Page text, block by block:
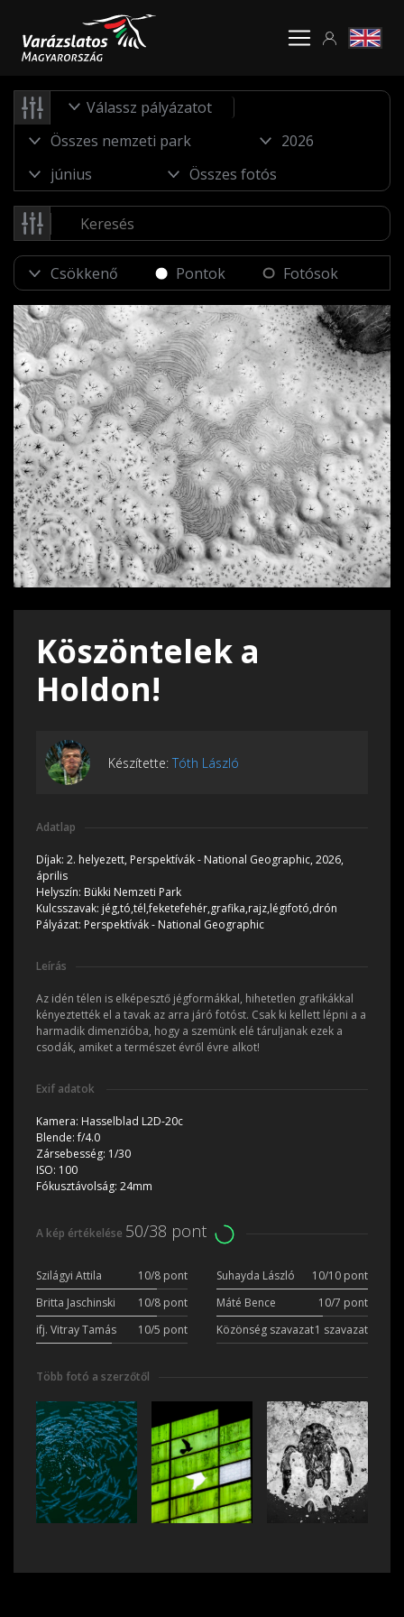
Válassz pályázatot
Pontok Fotósok
Köszöntelek a
Holdon!
Készítette: Tóth László
Adatlap
Díjak: 2. helyezett, Perspektívák - National Geographic, 2026,
április
Helyszín: Bükki Nemzeti Park
Kulcsszavak: jég,tó,tél,feketefehér,grafika,rajz,légifotó,drón
Pályázat: Perspektívák - National Geographic
Leírás
Az idén télen is elképesztő jégformákkal, hihetetlen grafikákkal
kényeztették el a tavak az arra járó fotóst. Csak ki kellett lépni a a
harmadik dimenzióba, hogy a szemünk elé táruljanak ezek a
csodák, amiket a természet évről évre alkot!
Exif adatok
Kamera: Hasselblad L2D-20c
Blende:f/4.0
Zársebesség: 1/30
ISO: 100
Fókusztávolság: 24mm
A kép értékelése 50/38 pont
Szilágyi Attila 10/8 pont Suhayda László
10/10 pont
Britta Jaschinski
10/8 pont Máté Bence
10/7 pont
ifj. Vitray Tamás
10/5 pont Közönség szavazat1 szavazat
Több fotó a szerzőtől